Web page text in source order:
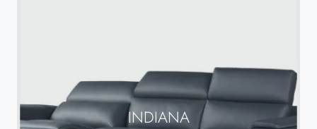
INDIANA